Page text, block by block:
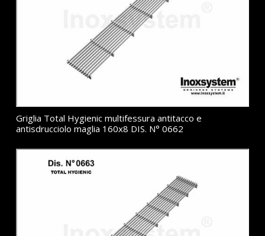
Griglia Total Hygienic multifessura antitacco e
antisdrucciolo maglia 160x8 DIS. N° 0662